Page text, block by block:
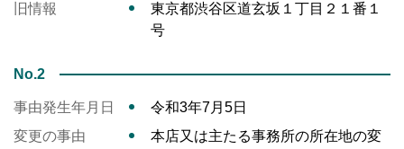
旧情報
東京都渋谷区道玄坂１丁目２１番１
号
No.2
事由発生年月日
令和3年7月5日
変更の事由
本店又は主たる事務所の所在地の変